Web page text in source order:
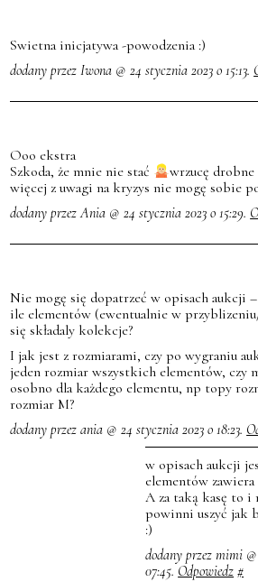
Swietna inicjatywa -powodzenia :)
dodany przez Iwona @ 24 stycznia 2023 o 15:13.
Ooo ekstra
Szkoda, że mnie nie stać
wrzucę
więcej z uwagi na kryzys nie mogę sobie
dodany przez Ania @ 24 stycznia 2023 o 15:29.
Nie mogę się dopatrzeć w opisach aukcji
ile elementów (ewentualnie w
się składaly kolekcje?
I jak jest z rozmiarami, czy po wygraniu
jeden rozmiar wszystkich elementów, czy
osobno dla każdego elementu, np topy
rozmiar M?
dodany przez ania @ 24 stycznia 2023 o 18:23.
w opisach aukcji
elementów
A za taką kasę to i
powinni uszyć jak
:)
dodany przez mimi
07:45. Odpowiedz #